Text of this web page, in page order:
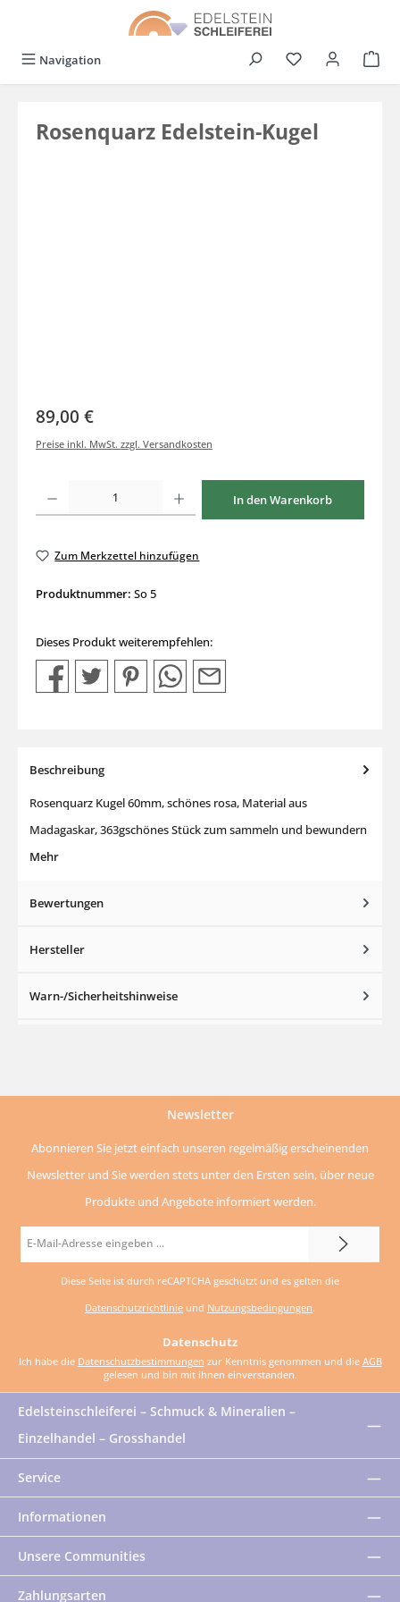
Navigation Du hast 0
Rosenquarz Edelstein-Kugel
89,00 €
Preise inkl. MwSt. zzgl. Versandkosten
Produkt Anzahl: Gib den gewünschten Wert ein oder benutze die Schaltflächen um
In den Warenkorb
Zum Merkzettel hinzufügen
Produktnummer: So 5
Dieses Produkt weiterempfehlen:
Beschreibung
Rosenquarz Kugel 60mm, schönes rosa, Material aus
Madagaskar, 363gschönes Stück zum sammeln und bewundern
Mehr
Bewertungen
Hersteller
Warn-/Sicherheitshinweise
Newsletter
Abonnieren Sie jetzt einfach unseren regelmäßig erscheinenden
Newsletter und Sie werden stets unter den Ersten sein, über neue
Produkte und Angebote informiert werden.
E-
Mail-
Diese Seite ist durch reCAPTCHA geschützt und es gelten die
Datenschutzrichtlinie und Nutzungsbedingungen.
Datenschutz
Ich habe die Datenschutzbestimmungen zur Kenntnis genommen und die AGB
gelesen und bin mit ihnen einverstanden.
Edelsteinschleiferei – Schmuck & Mineralien –
Einzelhandel – Grosshandel
Service
Informationen
Unsere Communities
Zahlungsarten